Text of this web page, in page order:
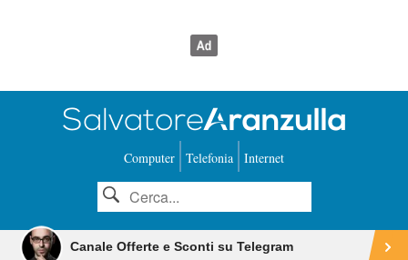
Computer Telefonia Internet
Canale Offerte e Sconti su Telegram